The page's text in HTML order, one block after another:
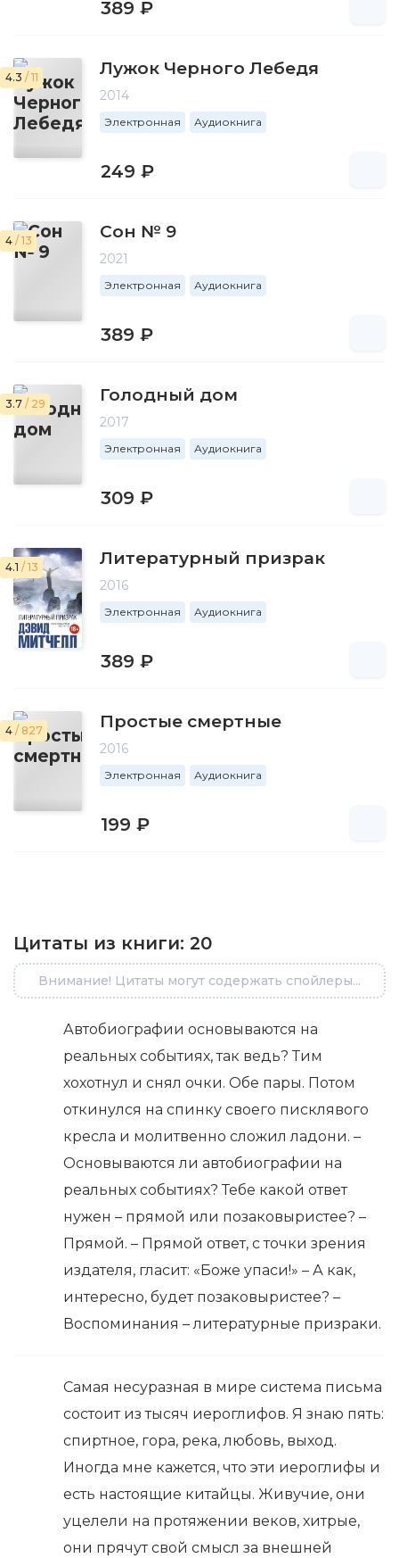
389 ₽
4.3 / 11 Лужок Черного Лебедя
2014
Электронная Аудиокнига
249 ₽
4 / 13 Сон № 9
2021
Электронная Аудиокнига
389 ₽
3.7 / 29 Голодный дом
2017
Электронная Аудиокнига
309 ₽
4.1 / 13 Литературный призрак
2016
Электронная Аудиокнига
389 ₽
4 / 827 Простые смертные
2016
Электронная Аудиокнига
199 ₽
Цитаты из книги: 20
Внимание! Цитаты могут содержать спойлеры...
Автобиографии основываются на
реальных событиях, так ведь? Тим
хохотнул и снял очки. Обе пары. Потом
откинулся на спинку своего писклявого
кресла и молитвенно сложил ладони. –
Основываются ли автобиографии на
реальных событиях? Тебе какой ответ
нужен – прямой или позаковыристее? –
Прямой. – Прямой ответ, с точки зрения
издателя, гласит: «Боже упаси!» – А как,
интересно, будет позаковыристее? –
Воспоминания – литературные призраки.
Самая несуразная в мире система письма
состоит из тысяч иероглифов. Я знаю пять:
спиртное, гора, река, любовь, выход.
Иногда мне кажется, что эти иероглифы и
есть настоящие китайцы. Живучие, они
уцелели на протяжении веков, хитрые,
они прячут свой смысл за внешней